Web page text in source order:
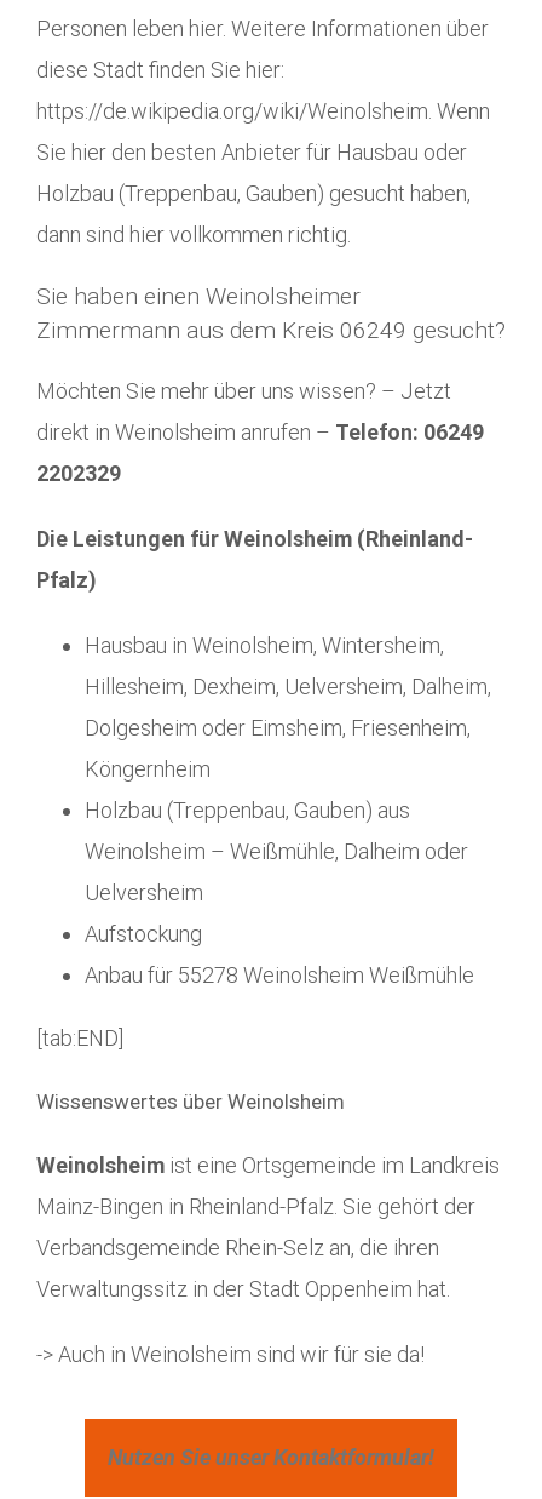
Personen leben hier. Weitere Informationen über
diese Stadt finden Sie hier:
https://de.wikipedia.org/wiki/Weinolsheim. Wenn
Sie hier den besten Anbieter für Hausbau oder
Holzbau (Treppenbau, Gauben) gesucht haben,
dann sind hier vollkommen richtig.
Sie haben einen Weinolsheimer
Zimmermann aus dem Kreis 06249 gesucht?
Möchten Sie mehr über uns wissen? – Jetzt
direkt in Weinolsheim anrufen – Telefon: 06249
2202329
Die Leistungen für Weinolsheim (Rheinland-
Pfalz)
Hausbau in Weinolsheim, Wintersheim,
Hillesheim, Dexheim, Uelversheim, Dalheim,
Dolgesheim oder Eimsheim, Friesenheim,
Köngernheim
Holzbau (Treppenbau, Gauben) aus
Weinolsheim – Weißmühle, Dalheim oder
Uelversheim
Aufstockung
Anbau für 55278 Weinolsheim Weißmühle
[tab:END]
Wissenswertes über Weinolsheim
Weinolsheim ist eine Ortsgemeinde im Landkreis
Mainz-Bingen in Rheinland-Pfalz. Sie gehört der
Verbandsgemeinde Rhein-Selz an, die ihren
Verwaltungssitz in der Stadt Oppenheim hat.
-> Auch in Weinolsheim sind wir für sie da!
Nutzen Sie unser Kontaktformular!